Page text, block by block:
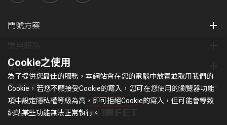
門號方案
關於我們
集團服務
Cookie之使用
為了提供您最佳的服務，本網站會在您的電腦中放置並取用我們的
Cookie，若您不願接受Cookie的寫入，您可在您使用的瀏覽器功能
項中設定隱私權等級為高，即可拒絕Cookie的寫入，但可能會導致
網站某些功能無法正常執行。